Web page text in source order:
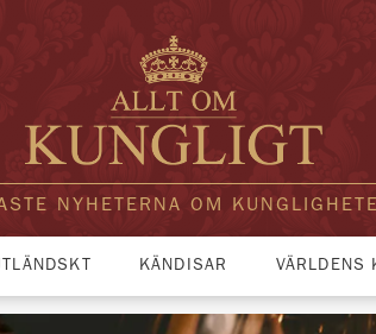
NYHETERNA OM
KÄNDISAR VÄRLDENS